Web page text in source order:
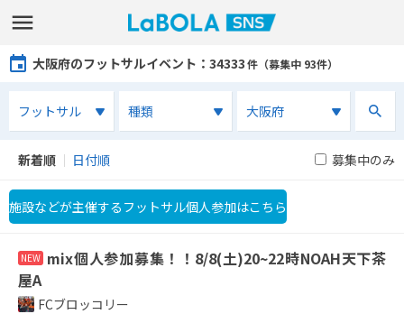
大阪府のフットサルイベント ：34333件（募集中 93件）
新着順 ｜ 日付順 募集中のみ
施設などが主催するフットサル個人参加はこちら
NEW mix個人参加募集！！8/8(土)20~22時NOAH天下茶
屋A
FCブロッコリー